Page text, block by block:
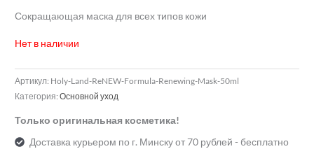
Сокращающая маска для всех типов кожи
Нет в наличии
Артикул: Holy-Land-ReNEW-Formula-Renewing-Mask-50ml
Категория:Основной уход
Только оригинальная косметика!
Доставка курьером по г. Минску от 70 рублей - бесплатно